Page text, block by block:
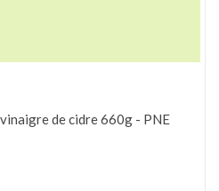
de cidre 660g - PNE